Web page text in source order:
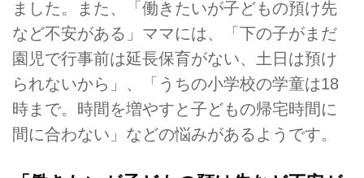
ました。また、「働きたいが子どもの預け先
など不安がある」ママには、「下の子がまだ
園児で行事前は延長保育がない、土日は預け
られないから」、「うちの小学校の学童は18
時まで。時間を増やすと子どもの帰宅時間に
間に合わない」などの悩みがあるようです。